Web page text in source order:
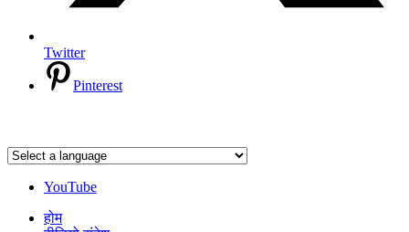
Twitter
Pinterest
YouTube
होम